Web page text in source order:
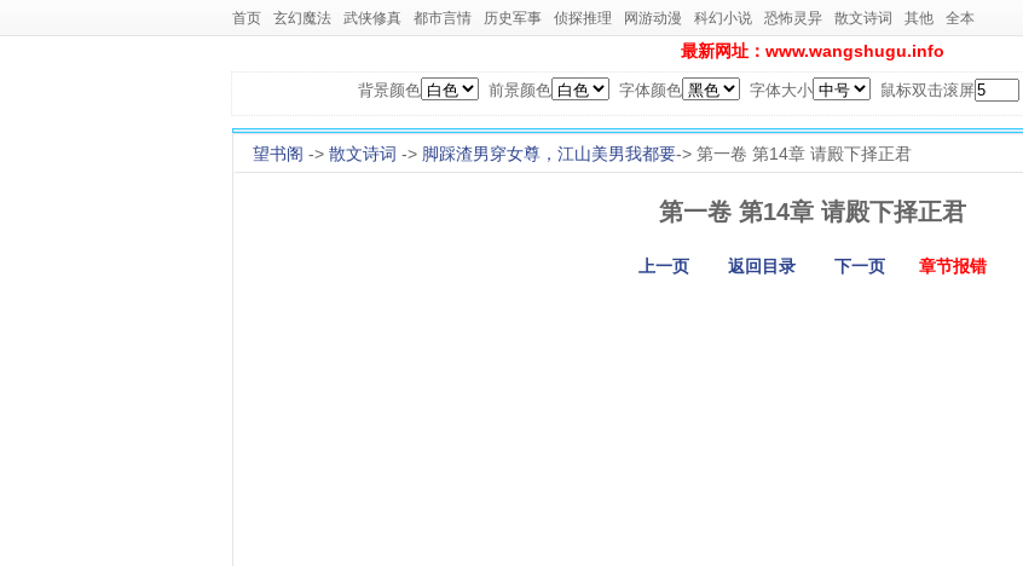
首页 玄幻魔法 武侠修真 都市言情 历史军事 侦探推理 网游动漫 科幻小说 恐怖灵异 散文诗词 其他 全本
最新网址：www.wangshugu.info
背景颜色 前景颜色 字体颜色 字体大小 鼠标双击滚屏
望书阁 -> 散文诗词 -> 脚踩渣男穿女尊，江山美男我都要-> 第一卷 第14章 请殿下择正君
第一卷 第14章 请殿下择正君
上一页 返回目录 下一页 章节报错